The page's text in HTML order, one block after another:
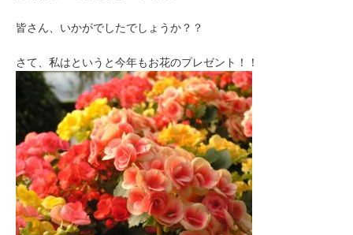
皆さん、いかがでしたでしょうか？？
さて、私はというと今年もお花のプレゼント！！